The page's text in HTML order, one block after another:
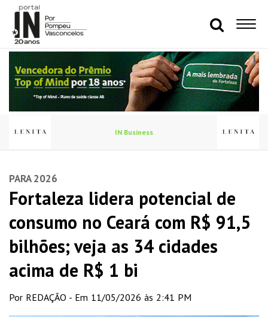
IN Business
PARA 2026
Fortaleza lidera potencial de
consumo no Ceará com R$ 91,5
bilhões; veja as 34 cidades
acima de R$ 1 bi
Por REDAÇÃO - Em 11/05/2026 às 2:41 PM